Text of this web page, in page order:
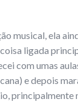
musical, ela
ligada
com umas
e depois
principalmente